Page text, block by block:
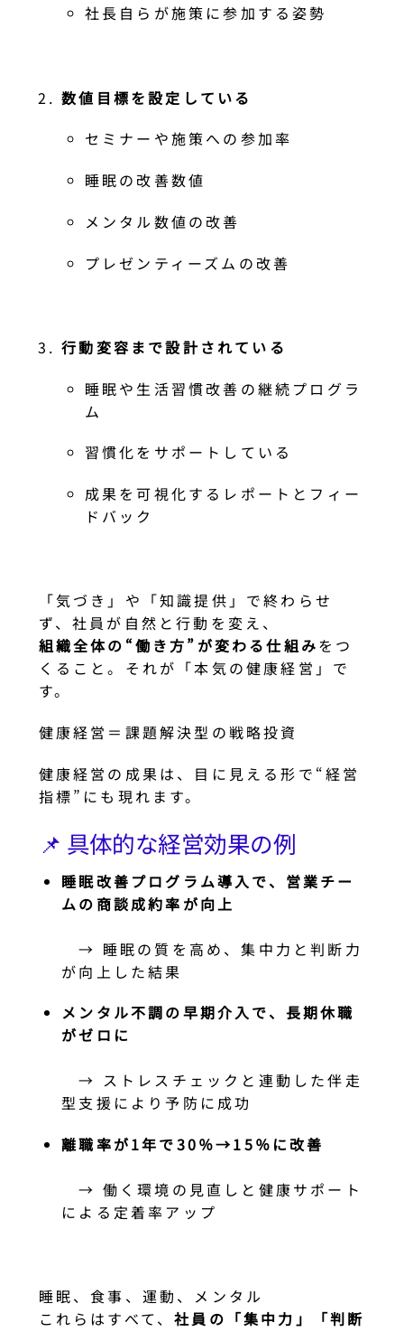
社長自らが施策に参加する姿勢
数値目標を設定している
セミナーや施策への参加率
睡眠の改善数値
メンタル数値の改善
プレゼンティーズムの改善
行動変容まで設計されている
睡眠や生活習慣改善の継続プログラ
ム
習慣化をサポートしている
成果を可視化するレポートとフィー
ドバック
「気づき」や「知識提供」で終わらせ
ず、社員が自然と行動を変え、
組織全体の“働き方”が変わる仕組みをつ
くること。それが「本気の健康経営」で
す。
健康経営＝課題解決型の戦略投資
健康経営の成果は、目に見える形で“経営
指標”にも現れます。
📌 具体的な経営効果の例
睡眠改善プログラム導入で、営業チー
ムの商談成約率が向上
→ 睡眠の質を高め、集中力と判断力
が向上した結果
メンタル不調の早期介入で、長期休職
がゼロに
→ ストレスチェックと連動した伴走
型支援により予防に成功
離職率が1年で30％→15％に改善
→ 働く環境の見直しと健康サポート
による定着率アップ
睡眠、食事、運動、メンタル
これらはすべて、社員の「集中力」「判断